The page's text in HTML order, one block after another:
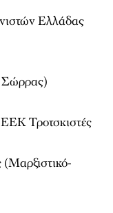
Ελλάδας
Σώρρας)
Τροτσκιστές